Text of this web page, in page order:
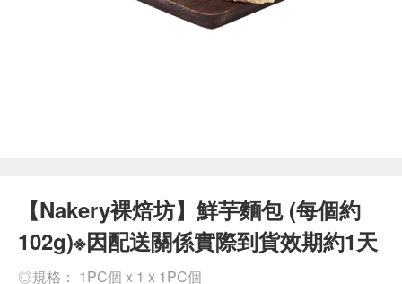
【Nakery裸焙坊】鮮芋麵包 (每個約
102g)※因配送關係實際到貨效期約1天
◎規格： 1PC個 x 1 x 1PC個